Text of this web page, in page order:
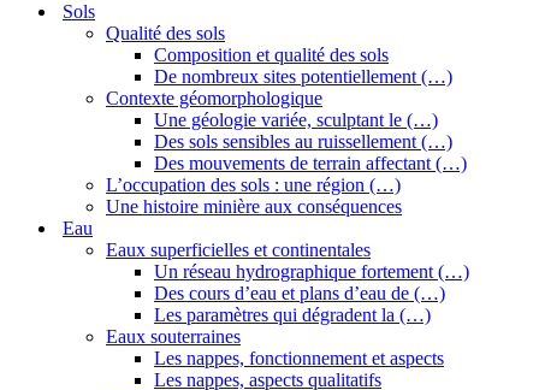
Sols
Qualité des sols
Composition et qualité des sols
De nombreux sites potentiellement (…)
Contexte géomorphologique
Une géologie variée, sculptant le (…)
Des sols sensibles au ruissellement (…)
Des mouvements de terrain affectant (…)
L’occupation des sols : une région (…)
Une histoire minière aux conséquences
Eau
Eaux superficielles et continentales
Un réseau hydrographique fortement (…)
Des cours d’eau et plans d’eau de (…)
Les paramètres qui dégradent la (…)
Eaux souterraines
Les nappes, fonctionnement et aspects
Les nappes, aspects qualitatifs